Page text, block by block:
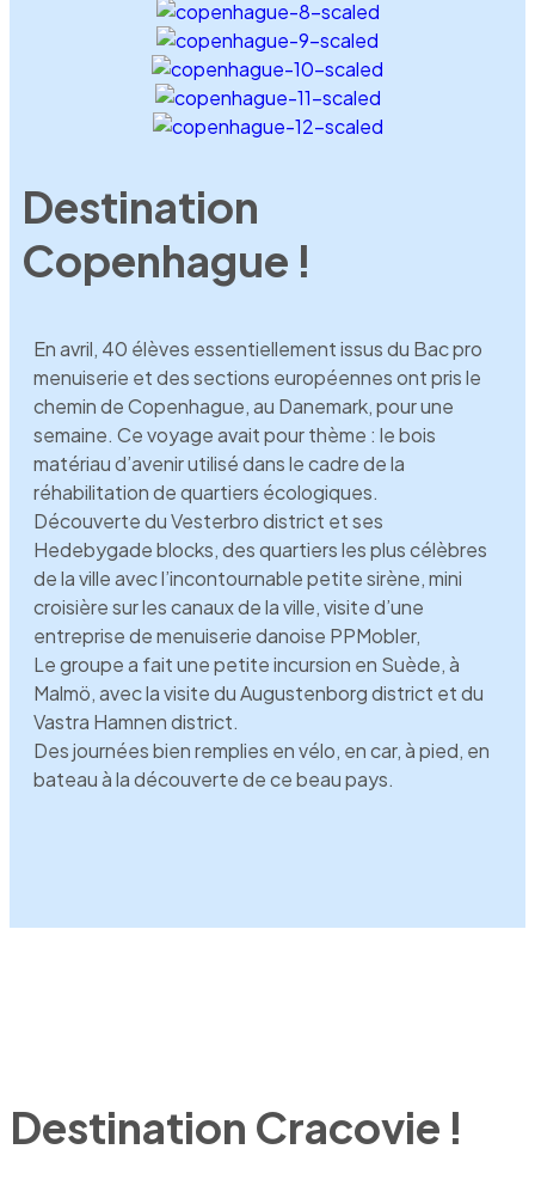
Destination
Copenhague !
En avril, 40 élèves essentiellement issus du Bac pro
menuiserie et des sections européennes ont pris le
chemin de Copenhague, au Danemark, pour une
semaine. Ce voyage avait pour thème : le bois
matériau d’avenir utilisé dans le cadre de la
réhabilitation de quartiers écologiques.
Découverte du Vesterbro district et ses
Hedebygade blocks, des quartiers les plus célèbres
de la ville avec l’incontournable petite sirène, mini
croisière sur les canaux de la ville, visite d’une
entreprise de menuiserie danoise PPMobler,
Le groupe a fait une petite incursion en Suède, à
Malmö, avec la visite du Augustenborg district et du
Vastra Hamnen district.
Des journées bien remplies en vélo, en car, à pied, en
bateau à la découverte de ce beau pays.
Destination Cracovie !